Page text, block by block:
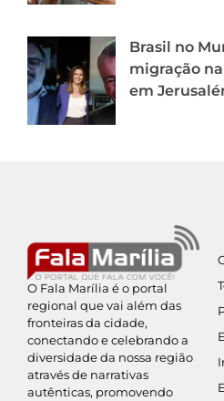
Brasil no
migração
em
O Fala Marília é o portal
regional que vai além das
fronteiras da cidade,
conectando e celebrando a
diversidade da nossa região
através de narrativas
autênticas, promovendo